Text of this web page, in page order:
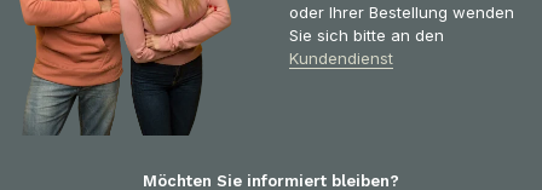
oder Ihrer Bestellung wenden
Sie sich bitte an den
Kundendienst
Möchten Sie informiert bleiben?